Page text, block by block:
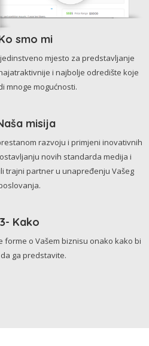
smo mi
mjesto za predstavljanje
i najbolje odredište koje
mnoge mogućnosti.
misija
razvoju i primjeni inovativnih
novih standarda medija i
trajni partner u unapređenju Vašeg
3- Kako
o Vašem biznisu onako kako bi
ga predstavite.